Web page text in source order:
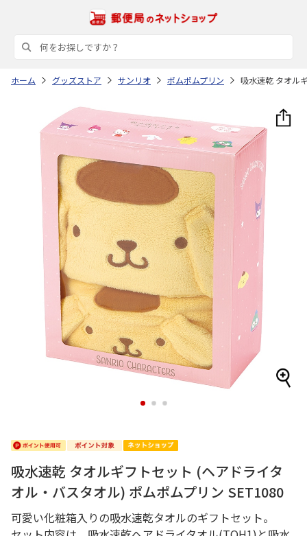
ホーム グッズストア サンリオ ポムポムプリン 吸水速乾 タオル
1 2 3
吸水速乾 タオルギフトセット (ヘアドライタ
オル・バスタオル) ポムポムプリン SET1080
可愛い化粧箱入りの吸水速乾タオルのギフトセット。